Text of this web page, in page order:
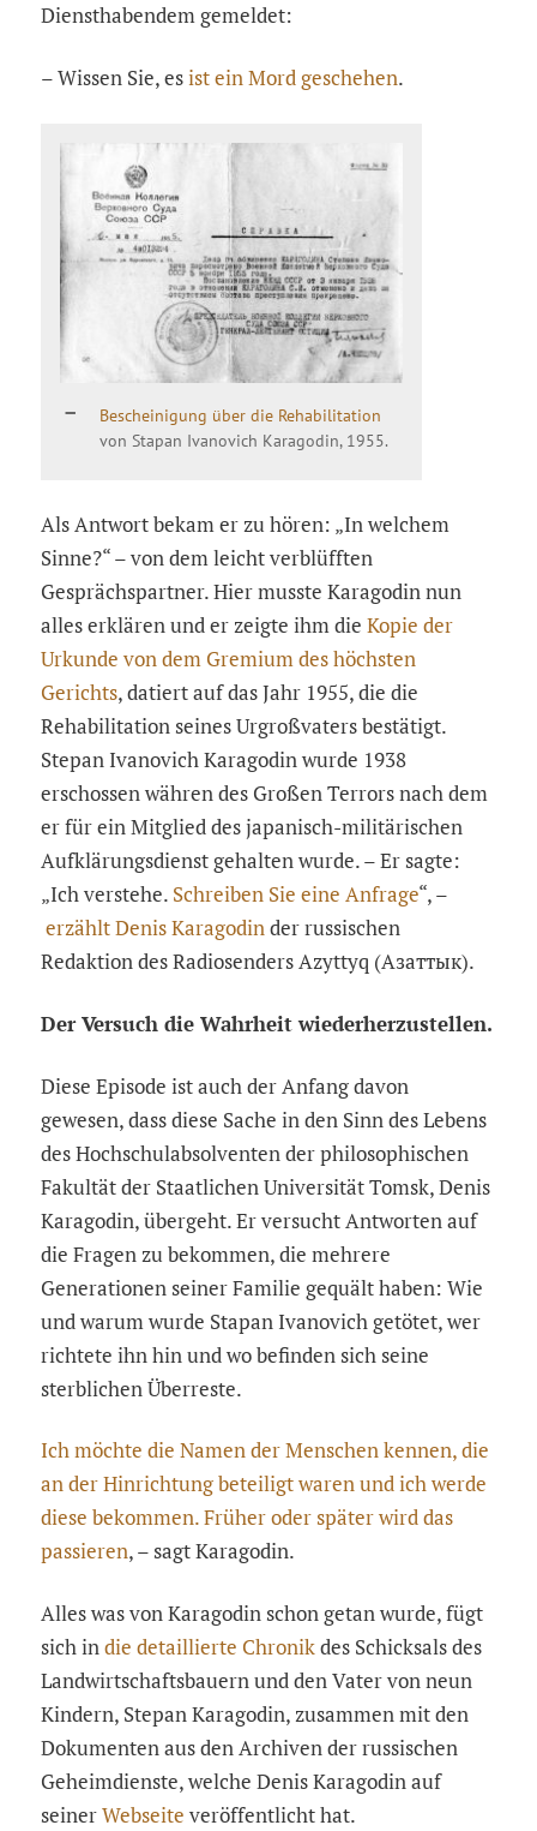
Diensthabendem gemeldet:
– Wissen Sie, esist ein Mord geschehen.
Bescheinigung über die Rehabilitation
von Stapan Ivanovich Karagodin, 1955.
Als Antwort bekam er zu hören: „In welchem
Sinne?“ – von dem leicht verblüfften
Gesprächspartner. Hier musste Karagodin nun
alles erklären und er zeigte ihm dieKopie der
Urkunde von dem Gremium des höchsten
Gerichts, datiert auf das Jahr 1955, die die
Rehabilitation seines Urgroßvaters bestätigt.
Stepan Ivanovich Karagodin wurde 1938
erschossen währen des Großen Terrors nach dem
er für ein Mitglied des japanisch-militärischen
Aufklärungsdienst gehalten wurde. – Er sagte:
„Ich verstehe. Schreiben Sie eine Anfrage“, –
erzählt Denis Karagodinder russischen
Redaktion des Radiosenders Azyttyq (Азаттык).
Der Versuch die Wahrheit wiederherzustellen.
Diese Episode ist auch der Anfang davon
gewesen, dass diese Sache in den Sinn des Lebens
des Hochschulabsolventen der philosophischen
Fakultät der Staatlichen Universität Tomsk, Denis
Karagodin, übergeht. Er versucht Antworten auf
die Fragen zu bekommen, die mehrere
Generationen seiner Familie gequält haben: Wie
und warum wurde Stapan Ivanovich getötet, wer
richtete ihn hin und wo befinden sich seine
sterblichen Überreste.
Ich möchte die Namen der Menschen kennen, die
an der Hinrichtung beteiligt waren und ich werde
diese bekommen. Früher oder später wird das
passieren, – sagt Karagodin.
Alles was von Karagodin schon getan wurde, fügt
sich indie detaillierte Chronikdes Schicksals des
Landwirtschaftsbauern und den Vater von neun
Kindern, Stepan Karagodin, zusammen mit den
Dokumenten aus den Archiven der russischen
Geheimdienste, welche Denis Karagodin auf
seinerWebseite veröffentlicht hat.